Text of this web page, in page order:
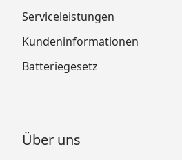
Serviceleistungen
Kundeninformationen
Batteriegesetz
Über uns